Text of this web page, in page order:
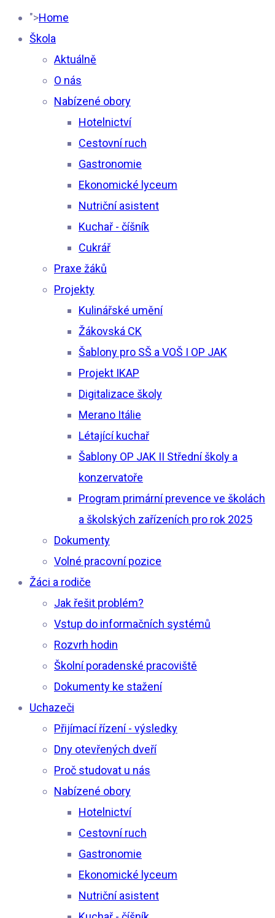
characters for results.
">Home
Škola
Aktuálně
O nás
Nabízené obory
Hotelnictví
Cestovní ruch
Gastronomie
Ekonomické lyceum
Nutriční asistent
Kuchař - číšník
Cukrář
Praxe žáků
Projekty
Kulinářské umění
Žákovská CK
Šablony pro SŠ a VOŠ I OP JAK
Projekt IKAP
Digitalizace školy
Merano Itálie
Létající kuchař
Šablony OP JAK II Střední školy a
konzervatoře
Program primární prevence ve školách
a školských zařízeních pro rok 2025
Dokumenty
Volné pracovní pozice
Žáci a rodiče
Jak řešit problém?
Vstup do informačních systémů
Rozvrh hodin
Školní poradenské pracoviště
Dokumenty ke stažení
Uchazeči
Přijímací řízení - výsledky
Dny otevřených dveří
Proč studovat u nás
Nabízené obory
Hotelnictví
Cestovní ruch
Gastronomie
Ekonomické lyceum
Nutriční asistent